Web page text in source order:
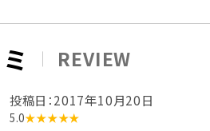
REVIEW
投稿日：2017年10月20日
5.0★★★★★